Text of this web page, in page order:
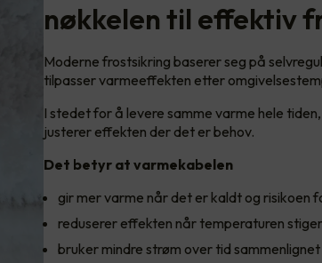
nøkkelen til effektiv
Moderne frostsikring baserer seg på
tilpasser varmeeffekten etter
I stedet for å levere samme varme hele
justerer effekten der det er behov.
Det betyr at varmekabelen
gir mer varme når det er kaldt og risikoen
reduserer effekten når temperaturen stiger
bruker mindre strøm over tid